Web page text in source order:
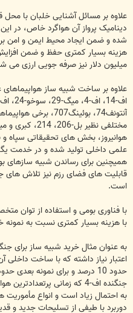
علاوه بر مسائل آشنایی خلبان با محل
دینامیک پرواز آن هواگرد خاص، در
شده و ضمن ایجاد محیط ایمن و امن
هزینه بسیار کمتری حفظ و ضمن
میلیون دلار نیز صرفه جویی ارزی می
علاوه بر ساخت شبیه ساز هواپیماهای
آنتونف74،
هوانیروز، بخش های تحقیقاتی سپاه و
علمی داخلی تولید شده و در خدمت
همیچنین برای رساندن شبیه سازهای
قابلیت های فضای رزم نیز تلاش
است.
با فناوری بومی و استفاده از توان
با هزینه بسیار کمتری نسبت به
اعتبار نیاز داشته که با ساخت داخلی
جنگنده اف-4 که زمانی
به احتمال زیاد است و انواع
دوربرد با طیفی از تسلیحات جدید و